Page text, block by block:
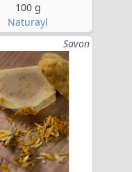
100 g
Naturayl
Savon